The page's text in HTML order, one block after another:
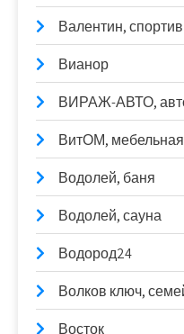
Валентин,
Вианор
ВИРАЖ-АВТО,
ВитОМ,
Водолей, баня
Водолей, сауна
Водород24
Волков ключ,
Восток